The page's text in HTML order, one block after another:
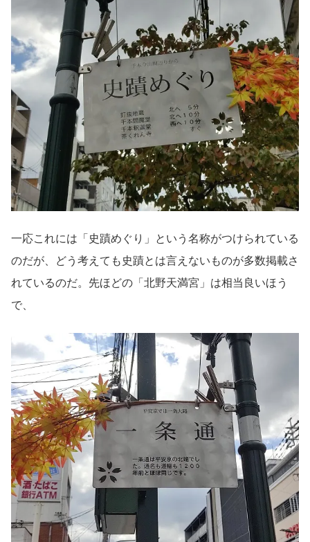
一応これには「史蹟めぐり」という名称がつけられている
のだが、どう考えても史蹟とは言えないものが多数掲載さ
れているのだ。先ほどの「北野天満宮」は相当良いほう
で、